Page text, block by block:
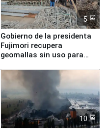
5
Gobierno de la presidenta
Fujimori recupera
geomallas sin uso para
Fenómeno El Niño
10